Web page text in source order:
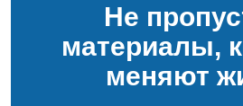
Не
материалы,
меняют